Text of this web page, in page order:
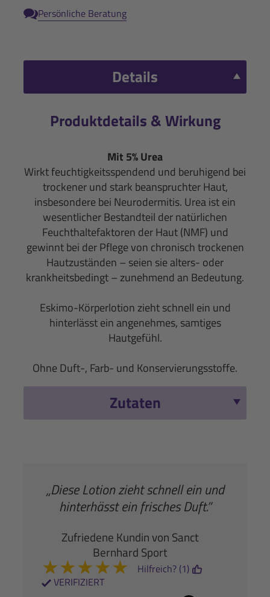
Persönliche Beratung
Details
Produktdetails & Wirkung
Mit 5% Urea
Wirkt feuchtigkeitsspendend und beruhigend bei
trockener und stark beanspruchter Haut,
insbesondere bei Neurodermitis. Urea ist ein
wesentlicher Bestandteil der natürlichen
Feuchthaltefaktoren der Haut (NMF) und
gewinnt bei der Pflege von chronisch trockenen
Hautzuständen – seien sie alters- oder
krankheitsbedingt – zunehmend an Bedeutung.
Eskimo-Körperlotion zieht schnell ein und
hinterlässt ein angenehmes, samtiges
Hautgefühl.
Ohne Duft-, Farb- und Konservierungsstoffe.
Zutaten
„Diese Lotion zieht schnell ein und
hinterhässt ein frisches Duft.”
Zufriedene Kundin von Sanct
Bernhard Sport
★★★★★
VERIFIZIERT
Hilfreich? (1)